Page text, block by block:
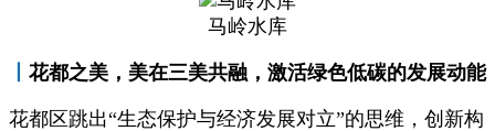
马岭水库
花都之美，美在三美共融，激活绿色低碳的发展动能
花都区跳出“生态保护与经济发展对立”的思维，创新构